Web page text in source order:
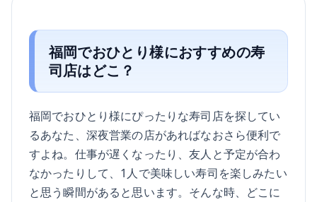
福岡でおひとり様におすすめの寿
司店はどこ？
福岡でおひとり様にぴったりな寿司店を探してい
るあなた、深夜営業の店があればなおさら便利で
すよね。仕事が遅くなったり、友人と予定が合わ
なかったりして、1人で美味しい寿司を楽しみたい
と思う瞬間があると思います。そんな時、どこに